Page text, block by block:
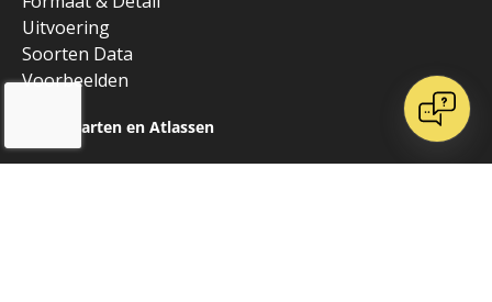
Uitvoering
Soorten Data
Voorbeelden
Over Kaarten en Atlassen